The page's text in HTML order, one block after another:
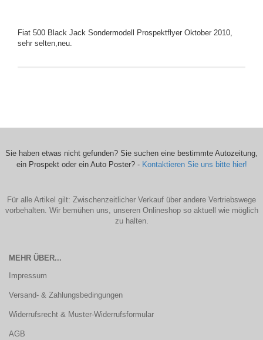
Fiat 500 Black Jack Sondermodell Prospektflyer Oktober 2010,
sehr selten,neu.
Sie haben etwas nicht gefunden? Sie suchen eine bestimmte Autozeitung,
ein Prospekt oder ein Auto Poster? - Kontaktieren Sie uns bitte hier!
Für alle Artikel gilt: Zwischenzeitlicher Verkauf über andere Vertriebswege
vorbehalten. Wir bemühen uns, unseren Onlineshop so aktuell wie möglich
zu halten.
MEHR ÜBER...
Impressum
Versand- & Zahlungsbedingungen
Widerrufsrecht & Muster-Widerrufsformular
AGB